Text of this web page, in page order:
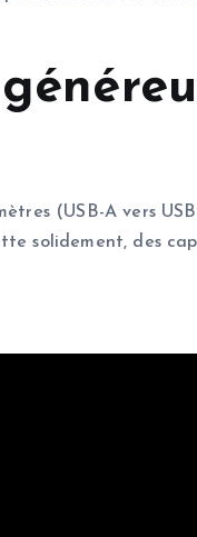
(USB-A vers
solidement, des